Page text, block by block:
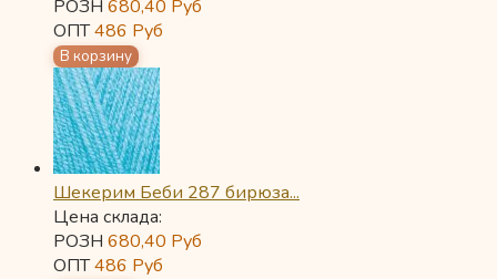
РОЗН 680,40 Руб
ОПТ486 Руб
Шекерим Беби 287 бирюза...
Цена склада:
РОЗН 680,40 Руб
ОПТ486 Руб